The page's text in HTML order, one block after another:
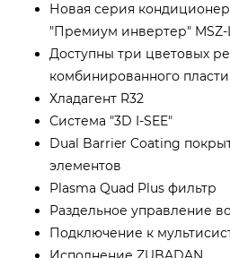
Новая серия
"Премиум инвертер" MSZ-
Доступны три цветовых
комбинированного
Хладагент R32
Система "3D I-SEE"
Dual Barrier Coating
элементов
Plasma Quad Plus фильтр
Раздельное управление
Подключение к